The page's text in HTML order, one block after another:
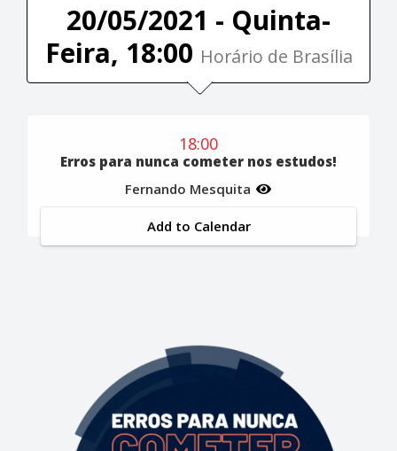
20/05/2021 - Quinta-
Feira, 18:00 Horário de Brasília
18:00
Erros para nunca cometer nos estudos!
Fernando Mesquita
Add to Calendar